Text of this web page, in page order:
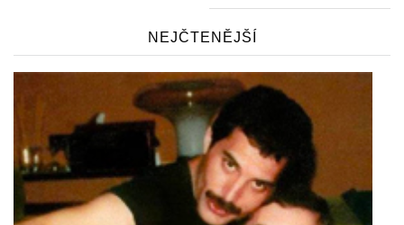
NEJČTENĚJŠÍ